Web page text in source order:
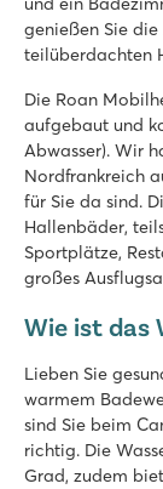
★
★
Tolle
Segelschule
Les Chardons Bleus
Les Chardons Bleus
Frankreich -
★ ★ ★
Toller Außen-
Direkt an der
15
Le Lac des Vieilles
Le Lac des Vieilles
Frankreich -
genießen Sie
teilüberdachten
Die Roan
aufgebaut und
Abwasser). Wir
Nordfrankreich
für Sie da sind.
Hallenbäder,
Sportplätze,
großes
Wie ist das
Lieben Sie
warmem
sind Sie beim
richtig. Die
Grad, zudem